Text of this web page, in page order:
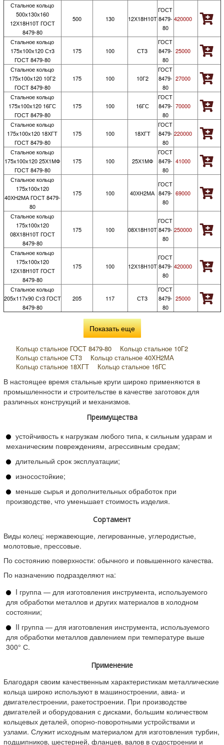
Стальное кольцо
500х130х160
12Х18Н10Т ГОСТ
8479-80
500 130 12Х18Н10Т
ГОСТ
8479-
80
420000
Стальное кольцо
175х100х120 Ст3
ГОСТ 8479-80
175 100 СТ3
ГОСТ
8479-
80
25000
Стальное кольцо
175х100х120 10Г2
ГОСТ 8479-80
175 100 10Г2
ГОСТ
8479-
80
27000
Стальное кольцо
175х100х120 16ГС
ГОСТ 8479-80
175 100 16ГС
ГОСТ
8479-
80
70000
Стальное кольцо
175х100х120 18ХГТ
ГОСТ 8479-80
175 100 18ХГТ
ГОСТ
8479-
80
220000
Стальное кольцо
175х100х120 25Х1МФ
ГОСТ 8479-80
175 100 25Х1МФ
ГОСТ
8479-
80
41000
Стальное кольцо
175х100х120
40ХН2МА ГОСТ 8479-
80
175 100 40ХН2МА
ГОСТ
8479-
80
69000
Стальное кольцо
175х100х120
08Х18Н10Т ГОСТ
8479-80
175 100 08Х18Н10Т
ГОСТ
8479-
80
250000
Стальное кольцо
175х100х120
12Х18Н10Т ГОСТ
8479-80
175 100 12Х18Н10Т
ГОСТ
8479-
80
420000
Стальное кольцо
205х117х90 Ст3 ГОСТ
8479-80
205 117 СТ3
ГОСТ
8479-
80
25000
Показать еще
Кольцо стальное ГОСТ 8479-80
Кольцо стальное 10Г2
Кольцо стальное СТ3
Кольцо стальное 40ХН2МА
Кольцо стальное 18ХГТ
Кольцо стальное 16ГС
Кольцо стальное 08Х18Н10Т
Кольцо стальное 1010 м длиной
Кольцо стальное 1140 м длиной
Кольцо стальное 1250 м длиной
Кольцо стальное 90 м длиной
Кольцо стальное 120 м длиной
Кольцо стальное 380 м длиной
Кольцо стальное 500 мм наружный диаметр
Кольцо стальное 175 мм наружный диаметр
Кольцо стальное 580 мм наружный диаметр
Кольцо стальное 630 мм наружный диаметр
Кольцо стальное 320 мм наружный диаметр
Кольцо стальное 220 мм наружный диаметр
Кольцо стальное 130 мм внутренний диаметр
Кольцо стальное 117 мм внутренний диаметр
Кольцо стальное 340 мм внутренний диаметр
Кольцо стальное 240 мм внутренний диаметр
Кольцо стальное 160 мм внутренний диаметр
Кольцо стальное 500 125 мм
Кольцо стальное 500 130 мм
Кольцо стальное 175 100 мм
Кольцо стальное 205 117 мм
Кольцо стальное 580 340 мм
Кольцо стальное 360 240 мм
Кольцо стальное 220 50 мм
В настоящее время стальные круги широко применяются в
промышленности и строительстве в качестве заготовок для
различных конструкций и механизмов.
Преимущества
устойчивость к нагрузкам любого типа, к сильным ударам и
механическим повреждениям, агрессивным средам;
длительный срок эксплуатации;
износостойкие;
меньше сырья и дополнительных обработок при
производстве, что уменьшает стоимость изделия.
Сортамент
Виды колец: нержавеющие, легированные, углеродистые,
молотовые, прессовые.
По состоянию поверхности: обычного и повышенного качества.
По назначению подразделяют на:
I группа — для изготовления инструмента, используемого
для обработки металлов и других материалов в холодном
состоянии;
II группа — для изготовления инструмента, используемого
для обработки металлов давлением при температуре выше
300° С.
Применение
Благодаря своим качественным характеристикам металлические
кольца широко используют в машиностроении, авиа- и
двигателестроении, ракетостроении. При производстве
двигателей и оборудования с дисками, большим количеством
кольцевых деталей, опорно-поворотными устройствами и
узлами. Служит исходным материалом для изготовления турбин,
подшипников, шестерней, фланцев, валов в судостроении и